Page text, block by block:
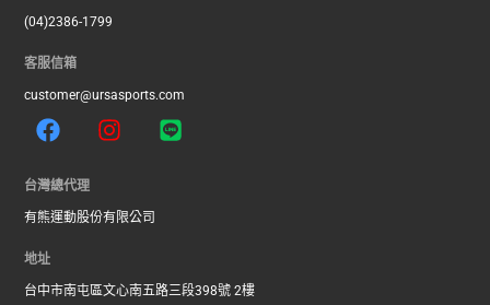
台灣總代理
有熊運動股份有限公司
地址
台中市南屯區文心南五路三段398號 2樓
(04)2386-1799
客服信箱
customer@ursasports.com
F
a
e
b
o
k
I
n
a
a
L
i